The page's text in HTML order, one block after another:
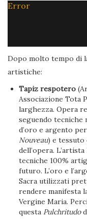
Error
Dopo molto tempo di
artistiche:
Tapiz respotero
Associazione Tota
larghezza. Opera
seguendo tecniche
d’oro e argento
Nouveau) e tessuto
dell’opera.
tecniche 100%
futuro. L’oro e
Sacra utilizzati
rendere manifesta
Vergine Maria.
questa Pulchritudo